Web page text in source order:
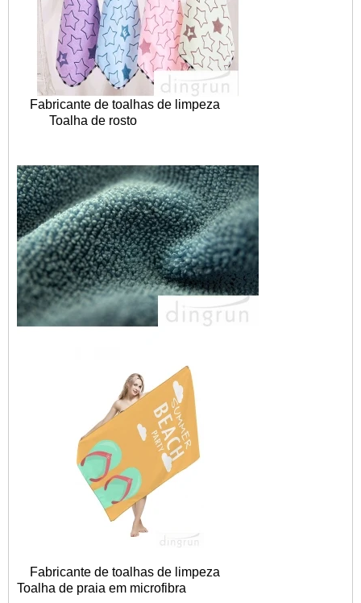
Fabricante de toalhas de limpeza
Toalha de rosto
Fabricante de toalhas de limpeza
Toalha de praia em microfibra